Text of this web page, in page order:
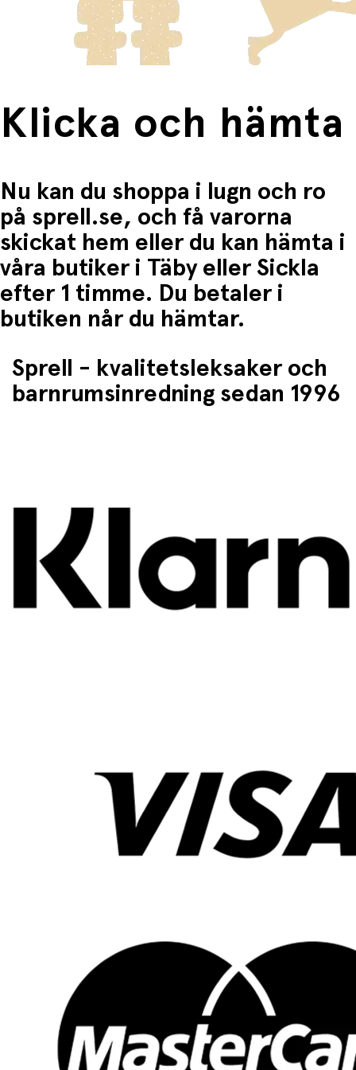
Fri frakt när du handlar för mer än 1500:-
Klicka och hämta
Nu kan du shoppa i lugn och ro
på sprell.se, och få varorna
skickat hem eller du kan hämta i
våra butiker i Täby eller Sickla
efter 1 timme. Du betaler i
butiken når du hämtar.
Sprell - kvalitetsleksaker och
barnrumsinredning sedan 1996